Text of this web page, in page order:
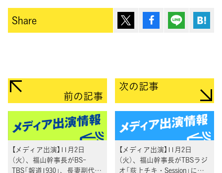
Share ポスト シェア Lineで送
前の記事
【メディア出演】11月2日
（火）、福山幹事長がBS-
TBS「報道1930」、長妻副代表
次の記事
【メディア出演】11月2日
（火）、福山幹事長がTBSラジ
オ「荻上チキ・Session」に電